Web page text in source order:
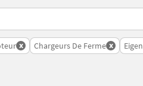
sont triées sur Landwirt.com
x Chargeurs De Ferme x